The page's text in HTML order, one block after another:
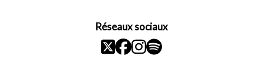
Réseaux sociaux